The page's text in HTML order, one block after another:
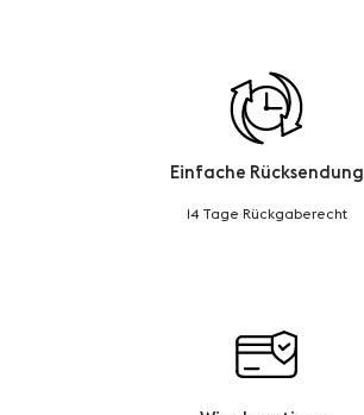
Einfache Rücksendung
14 Tage Rückgaberecht